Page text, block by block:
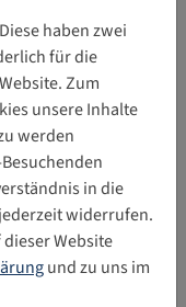
Computer- und
verfolgt das
auf breiter
Computer- und
über die
haben zwei
für die
Zum
unsere Inhalte
werden
in die
widerrufen.
Website
und zu uns im